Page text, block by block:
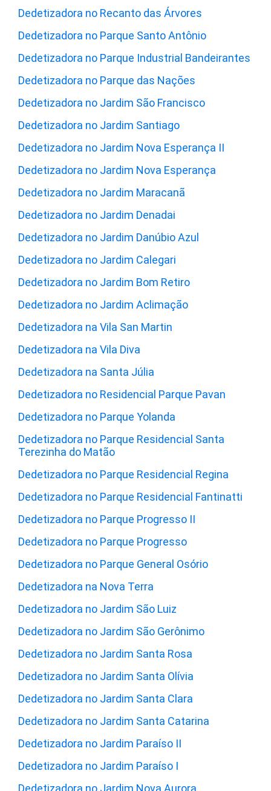
Dedetizadora no Recanto das Árvores
Dedetizadora no Parque Santo Antônio
Dedetizadora no Parque Industrial Bandeirantes
Dedetizadora no Parque das Nações
Dedetizadora no Jardim São Francisco
Dedetizadora no Jardim Santiago
Dedetizadora no Jardim Nova Esperança II
Dedetizadora no Jardim Nova Esperança
Dedetizadora no Jardim Maracanã
Dedetizadora no Jardim Denadai
Dedetizadora no Jardim Danúbio Azul
Dedetizadora no Jardim Calegari
Dedetizadora no Jardim Bom Retiro
Dedetizadora no Jardim Aclimação
Dedetizadora na Vila San Martin
Dedetizadora na Vila Diva
Dedetizadora na Santa Júlia
Dedetizadora no Residencial Parque Pavan
Dedetizadora no Parque Yolanda
Dedetizadora no Parque Residencial Santa
Terezinha do Matão
Dedetizadora no Parque Residencial Regina
Dedetizadora no Parque Residencial Fantinatti
Dedetizadora no Parque Progresso II
Dedetizadora no Parque Progresso
Dedetizadora no Parque General Osório
Dedetizadora na Nova Terra
Dedetizadora no Jardim São Luiz
Dedetizadora no Jardim São Gerônimo
Dedetizadora no Jardim Santa Rosa
Dedetizadora no Jardim Santa Olívia
Dedetizadora no Jardim Santa Clara
Dedetizadora no Jardim Santa Catarina
Dedetizadora no Jardim Paraíso II
Dedetizadora no Jardim Paraíso I
Dedetizadora no Jardim Nova Aurora